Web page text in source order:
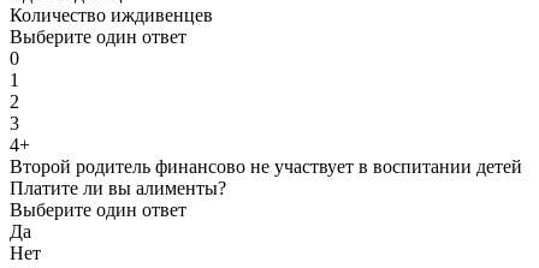
Количество иждивенцев
Выберите один ответ
0
1
2
3
4+
Второй родитель финансово не участвует в воспитании детей
Платите ли вы алименты?
Выберите один ответ
Да
Нет